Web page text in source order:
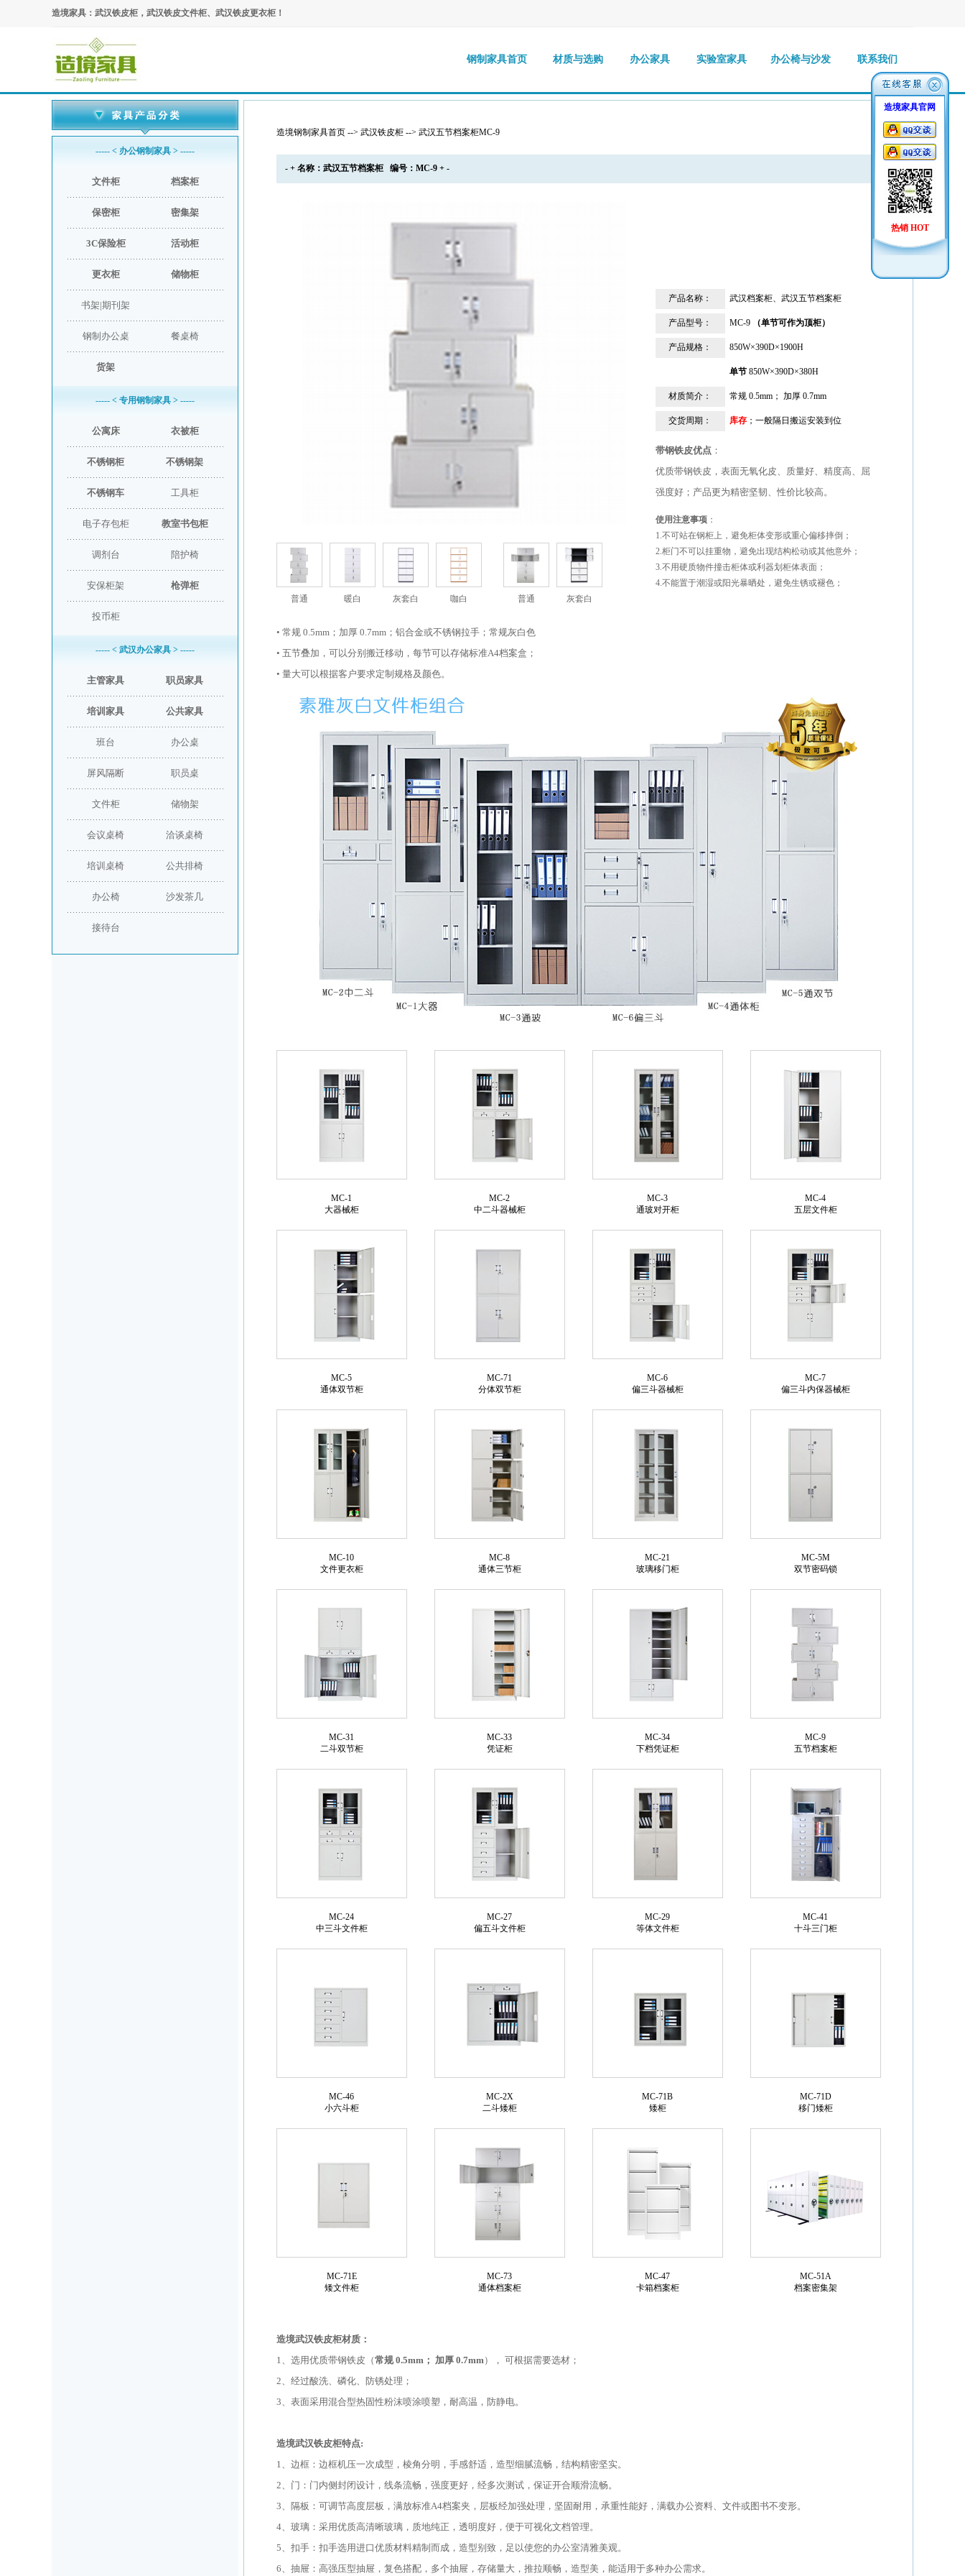
造境家具：武汉铁皮柜，武汉铁皮文件柜、武汉铁皮更衣柜！
钢制家具首页 材质与选购 办公家具 实验室家具 办公椅与沙发 联系我们
----- < 办公钢制家具 > -----
文件柜 档案柜
保密柜 密集架
3C保险柜 活动柜
更衣柜 储物柜
书架|期刊架
钢制办公桌 餐桌椅
货架
----- < 专用钢制家具 > -----
公寓床 衣被柜
不锈钢柜 不锈钢架
不锈钢车 工具柜
电子存包柜 教室书包柜
调剂台 陪护椅
安保柜架 枪弹柜
投币柜
----- < 武汉办公家具 > -----
主管家具 职员家具
培训家具 公共家具
班台 办公桌
屏风隔断 职员桌
文件柜 储物架
会议桌椅 洽谈桌椅
培训桌椅 公共排椅
办公椅 沙发茶几
接待台
造境钢制家具首页--> 武汉铁皮柜--> 武汉五节档案柜MC-9
- + 名称：武汉五节档案柜 编号：MC-9 + -
产品名称： 武汉档案柜、武汉五节档案柜
产品型号： MC-9 （单节可作为顶柜）
产品规格： 850W×390D×1900H
单节850W×390D×380H
材质简介： 常规 0.5mm； 加厚 0.7mm
交货周期： 库存；一般隔日搬运安装到位
带钢铁皮优点：
优质带钢铁皮，表面无氧化皮、质量好、精度高、屈
强度好；产品更为精密坚韧、性价比较高。
使用注意事项：
1.不可站在钢柜上，避免柜体变形或重心偏移摔倒；
2.柜门不可以挂重物，避免出现结构松动或其他意外；
3.不用硬质物件撞击柜体或利器划柜体表面；
4.不能置于潮湿或阳光暴晒处，避免生锈或褪色；
普通
暖白 灰套白 咖白 普通 灰套白
• 常规 0.5mm；加厚 0.7mm；铝合金或不锈钢拉手；常规灰白色
• 五节叠加，可以分别搬迁移动，每节可以存储标准A4档案盒；
• 量大可以根据客户要求定制规格及颜色。
MC-1
大器械柜
MC-2
中二斗器械柜
MC-3
通玻对开柜
MC-4
五层文件柜
MC-5
通体双节柜
MC-71
分体双节柜
MC-6
偏三斗器械柜
MC-7
偏三斗内保器械柜
MC-10
文件更衣柜
MC-8
通体三节柜
MC-21
玻璃移门柜
MC-5M
双节密码锁
MC-31
二斗双节柜
MC-33
凭证柜
MC-34
下档凭证柜
MC-9
五节档案柜
MC-24
中三斗文件柜
MC-27
偏五斗文件柜
MC-29
等体文件柜
MC-41
十斗三门柜
MC-46
小六斗柜
MC-2X
二斗矮柜
MC-71B
矮柜
MC-71D
移门矮柜
MC-71E
矮文件柜
MC-73
通体档案柜
MC-47
卡箱档案柜
MC-51A
档案密集架
造境武汉铁皮柜材质：
1、选用优质带钢铁皮（常规 0.5mm； 加厚 0.7mm）， 可根据需要选材；
2、经过酸洗、磷化、防锈处理；
3、表面采用混合型热固性粉沫喷涂喷塑，耐高温，防静电。
造境武汉铁皮柜特点:
1、边框：边框机压一次成型，棱角分明，手感舒适，造型细腻流畅，结构精密坚实。
2、门：门内侧封闭设计，线条流畅，强度更好，经多次测试，保证开合顺滑流畅。
3、隔板：可调节高度层板，满放标准A4档案夹，层板经加强处理，坚固耐用，承重性能好，满载办公资料、文件或图书不变形。
4、玻璃：采用优质高清晰玻璃，质地纯正，透明度好，便于可视化文档管理。
5、扣手：扣手选用进口优质材料精制而成，造型别致，足以使您的办公室清雅美观。
6、抽屉：高强压型抽屉，复色搭配，多个抽屉，存储量大，推拉顺畅，造型美，能适用于多种办公需求。
造境家具官网
热销 HOT